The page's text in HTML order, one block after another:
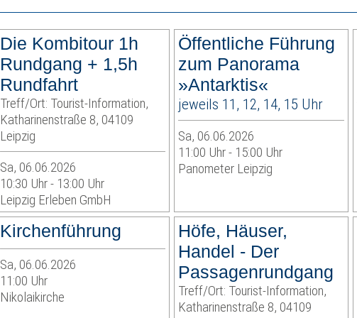
Die Kombitour 1h
Rundgang + 1,5h
Rundfahrt
Treff/Ort: Tourist-Information,
Katharinenstraße 8, 04109
Leipzig
Sa, 06.06.2026
10:30 Uhr - 13:00 Uhr
Leipzig Erleben GmbH
Öffentliche Führung
zum Panorama
»Antarktis«
jeweils 11, 12, 14, 15 Uhr
Sa, 06.06.2026
11:00 Uhr - 15:00 Uhr
Panometer Leipzig
Kirchenführung
Sa, 06.06.2026
11:00 Uhr
Nikolaikirche
Höfe, Häuser,
Handel - Der
Passagenrundgang
Treff/Ort: Tourist-Information,
Katharinenstraße 8, 04109